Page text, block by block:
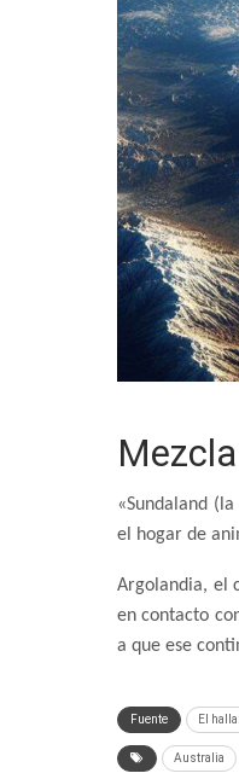
«Sundaland
el hogar de
Argolandia, el
en contacto
a que ese
Fuente El
Australia